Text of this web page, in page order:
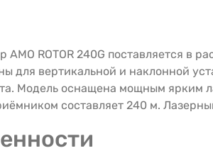
ROTOR 240G поставляется в
для вертикальной и наклонной
Модель оснащена мощным ярким
составляет 240 м.